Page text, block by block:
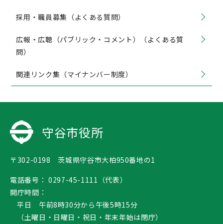
採用・職員募集（よくある質問）
広報・広聴（パブリック・コメント）（よくある質
問）
関連リンク集（マイナンバー制度）
守谷市役所
〒302-0198 茨城県守谷市大柏950番地の1
電話番号： 0297-45-1111（代表）
開庁時間：
平日 午前8時30分から午後5時15分
（土曜日・日曜日・祝日・年末年始は閉庁）